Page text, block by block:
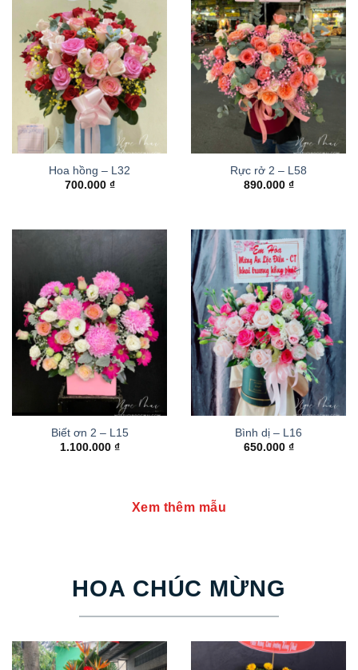
Hoa hồng – L32
700.000 ₫
Rực rở 2 – L58
890.000 ₫
Biết ơn 2 – L15
1.100.000 ₫
Bình dị – L16
650.000 ₫
Xem thêm mẫu
HOA CHÚC MỪNG